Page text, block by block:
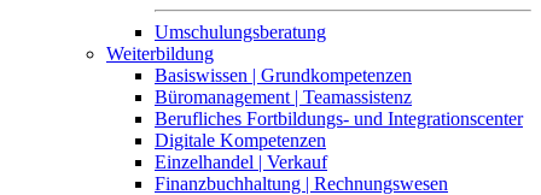
Umschulungsberatung
Weiterbildung
Basiswissen | Grundkompetenzen
Büromanagement | Teamassistenz
Berufliches Fortbildungs- und Integrationscenter
Digitale Kompetenzen
Einzelhandel | Verkauf
Finanzbuchhaltung | Rechnungswesen